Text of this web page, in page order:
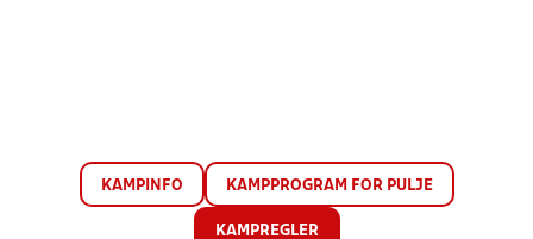
KAMPINFO KAMPPROGRAM FOR PULJE
KAMPREGLER